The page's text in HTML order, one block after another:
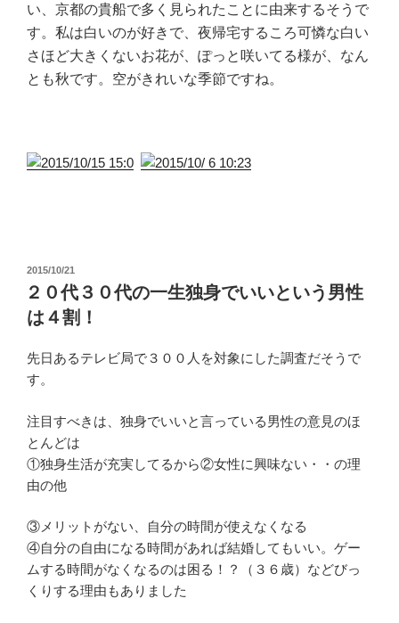
い、京都の貴船で多く見られたことに由来するそうで
す。私は白いのが好きで、夜帰宅するころ可憐な白い
さほど大きくないお花が、ぽっと咲いてる様が、なん
とも秋です。空がきれいな季節ですね。
投
稿
日:
2015/10/21
２０代３０代の一生独身でいいという男性
は４割！
先日あるテレビ局で３００人を対象にした調査だそうで
す。
注目すべきは、独身でいいと言っている男性の意見のほ
とんどは
①独身生活が充実してるから②女性に興味ない・・の理
由の他
③メリットがない、自分の時間が使えなくなる
④自分の自由になる時間があれば結婚してもいい。ゲー
ムする時間がなくなるのは困る！？（３６歳）などびっ
くりする理由もありました